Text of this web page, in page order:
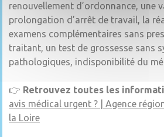
renouvellement d’ordonnance, une
prolongation d’arrêt de travail, la
examens complémentaires sans
traitant, un test de grossesse sans
pathologiques, indisponibilité du
👉 Retrouvez toutes les
avis médical urgent ? | Agence
la Loire